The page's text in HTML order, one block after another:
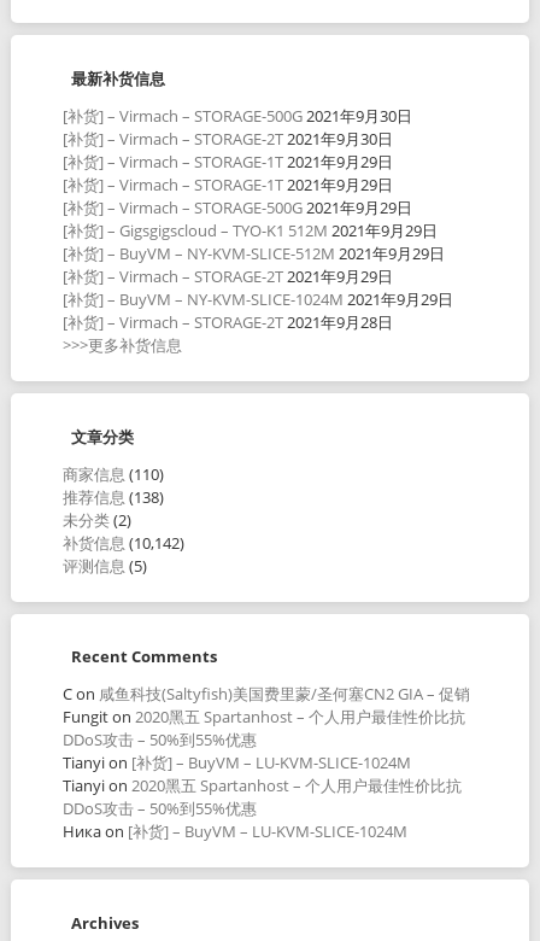
最新补货信息
[补货] – Virmach – STORAGE-500G2021年9月30日
[补货] – Virmach – STORAGE-2T2021年9月30日
[补货] – Virmach – STORAGE-1T2021年9月29日
[补货] – Virmach – STORAGE-1T2021年9月29日
[补货] – Virmach – STORAGE-500G2021年9月29日
[补货] – Gigsgigscloud – TYO-K1 512M 2021年9月29日
[补货] – BuyVM – NY-KVM-SLICE-512M 2021年9月29日
[补货] – Virmach – STORAGE-2T2021年9月29日
[补货] – BuyVM – NY-KVM-SLICE-1024M 2021年9月29日
[补货] – Virmach – STORAGE-2T2021年9月28日
>>>更多补货信息
文章分类
商家信息 (110)
推荐信息 (138)
未分类(2)
补货信息 (10,142)
评测信息 (5)
Recent Comments
Con 咸鱼科技(Saltyfish)美国费里蒙/圣何塞CN2 GIA – 促销
Fungiton 2020黑五 Spartanhost – 个人用户最佳性价比抗
DDoS攻击 – 50%到55%优惠
Tianyion [补货] – BuyVM – LU-KVM-SLICE-1024M
Tianyion 2020黑五 Spartanhost – 个人用户最佳性价比抗
DDoS攻击 – 50%到55%优惠
Никаon [补货] – BuyVM – LU-KVM-SLICE-1024M
Archives